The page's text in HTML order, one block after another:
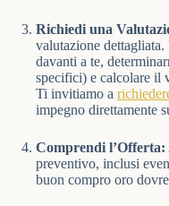
Richiedi una
valutazione dettagliata.
davanti a te,
specifici) e calcolare il
Ti invitiamo a
impegno direttamente
Comprendi l’Offerta:
preventivo, inclusi
buon compro oro